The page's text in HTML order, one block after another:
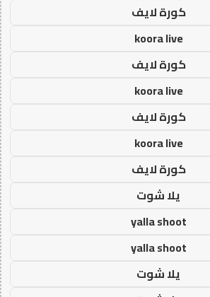
كورة لايف
koora live
كورة لايف
koora live
كورة لايف
koora live
كورة لايف
يلا شوت
yalla shoot
yalla shoot
يلا شوت